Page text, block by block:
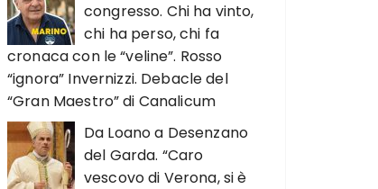
congresso. Chi ha vinto,
chi ha perso, chi fa
cronaca con le “veline”. Rosso
“ignora” Invernizzi. Debacle del
“Gran Maestro” di Canalicum
Da Loano a Desenzano
del Garda. “Caro
vescovo di Verona, si è